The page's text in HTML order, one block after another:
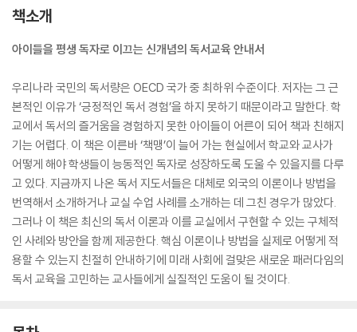
책소개
아이들을 평생 독자로 이끄는 신개념의 독서교육 안내서
우리나라 국민의 독서량은 OECD 국가 중 최하위 수준이다. 저자는 그 근
본적인 이유가 ‘긍정적인 독서 경험’을 하지 못하기 때문이라고 말한다. 학
교에서 독서의 즐거움을 경험하지 못한 아이들이 어른이 되어 책과 친해지
기는 어렵다. 이 책은 이른바 ‘책맹’이 늘어 가는 현실에서 학교와 교사가
어떻게 해야 학생들이 능동적인 독자로 성장하도록 도울 수 있을지를 다루
고 있다. 지금까지 나온 독서 지도서들은 대체로 외국의 이론이나 방법을
번역해서 소개하거나 교실 수업 사례를 소개하는 데 그친 경우가 많았다.
그러나 이 책은 최신의 독서 이론과 이를 교실에서 구현할 수 있는 구체적
인 사례와 방안을 함께 제공한다. 핵심 이론이나 방법을 실제로 어떻게 적
용할 수 있는지 친절히 안내하기에 미래 사회에 걸맞은 새로운 패러다임의
독서 교육을 고민하는 교사들에게 실질적인 도움이 될 것이다.